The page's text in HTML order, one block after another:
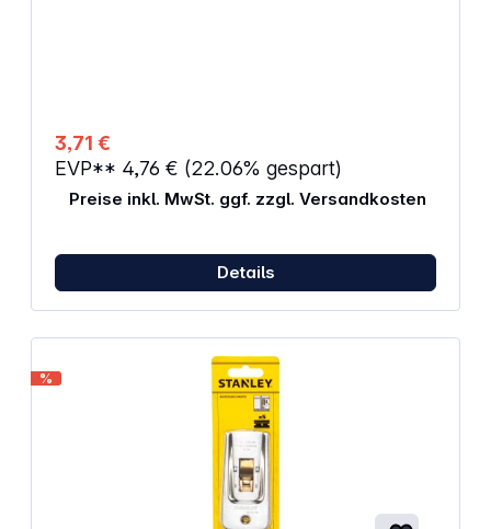
3,71 €
EVP** 4,76 € (22.06% gespart)
Preise inkl. MwSt. ggf. zzgl. Versandkosten
Details
%